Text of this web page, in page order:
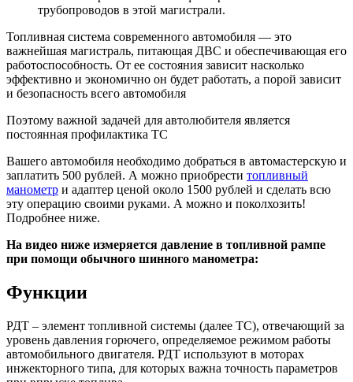
трубопроводов в этой магистрали.
Топливная система современного автомобиля — это
важнейшая магистраль, питающая ДВС и обеспечивающая его
работоспособность. От ее состояния зависит насколько
эффективно и экономично он будет работать, а порой зависит
и безопасность всего автомобиля
Поэтому важной задачей для автолюбителя является
постоянная профилактика ТС
Вашего автомобиля необходимо добраться в автомастерскую и
заплатить 500 рублей. А можно приобрести топливный
манометр и адаптер ценой около 1500 рублей и сделать всю
эту операцию своими руками. А можно и поколхозить!
Подробнее ниже.
На видео ниже измеряется давление в топливной рампе
при помощи обычного шинного манометра:
Функции
РДТ – элемент топливной системы (далее ТС), отвечающий за
уровень давления горючего, определяемое режимом работы
автомобильного двигателя. РДТ используют в моторах
инжекторного типа, для которых важна точность параметров